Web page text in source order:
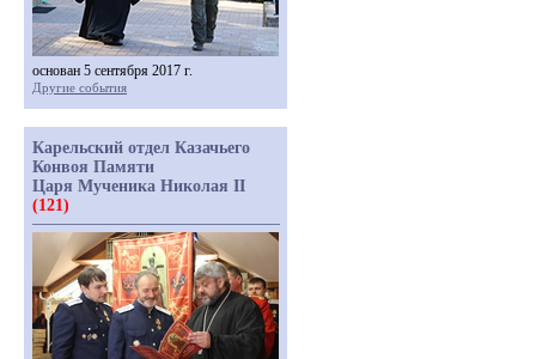
основан 5 сентября 2017 г.
Другие события
Карельский отдел Казачьего
Конвоя Памяти
Царя Мученика Николая II
(121)